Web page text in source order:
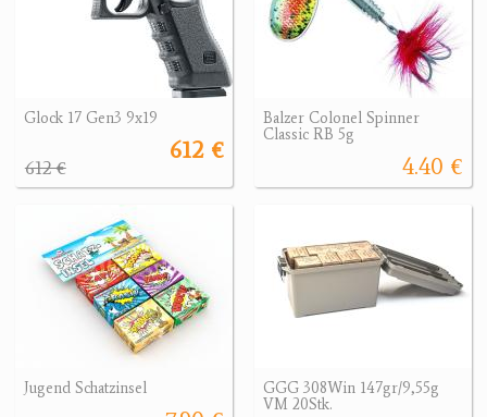
Glock 17 Gen3 9x19
612 €
612 €
Balzer Colonel Spinner
Classic RB 5g
4.40 €
Jugend Schatzinsel
GGG 308Win 147gr/9,55g
VM 20Stk.